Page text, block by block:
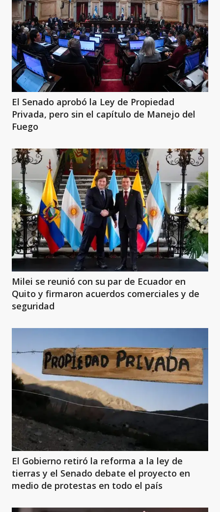
El Senado aprobó la Ley de Propiedad
Privada, pero sin el capítulo de Manejo del
Fuego
Milei se reunió con su par de Ecuador en
Quito y firmaron acuerdos comerciales y de
seguridad
El Gobierno retiró la reforma a la ley de
tierras y el Senado debate el proyecto en
medio de protestas en todo el país